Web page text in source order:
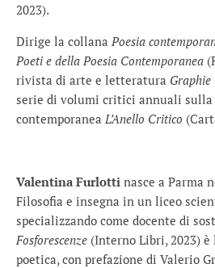
2023).
Dirige la collana Poesia
Poeti e della Poesia Contemporanea
rivista di arte e letteratura Graphie
serie di volumi critici annuali sulla
contemporanea L’Anello Critico
Valentina Furlotti nasce a Parma
Filosofia e insegna in un liceo
specializzando come docente di
Fosforescenze (Interno Libri, 2023)
poetica, con prefazione di Valerio